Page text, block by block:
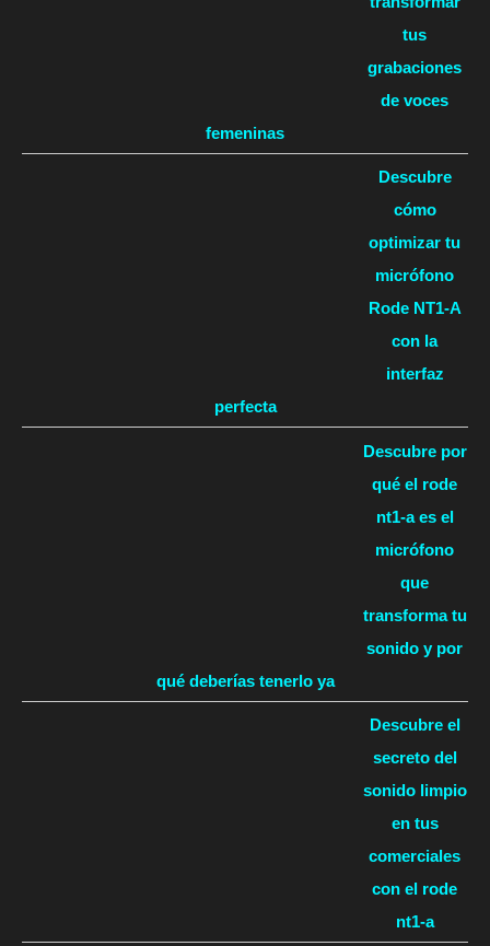
tus
grabaciones
de voces
femeninas
Descubre
cómo
optimizar tu
micrófono
Rode NT1-A
con la
interfaz
perfecta
Descubre por
qué el rode
nt1-a es el
micrófono
que
transforma tu
sonido y por
qué deberías tenerlo ya
Descubre el
secreto del
sonido limpio
en tus
comerciales
con el rode
nt1-a